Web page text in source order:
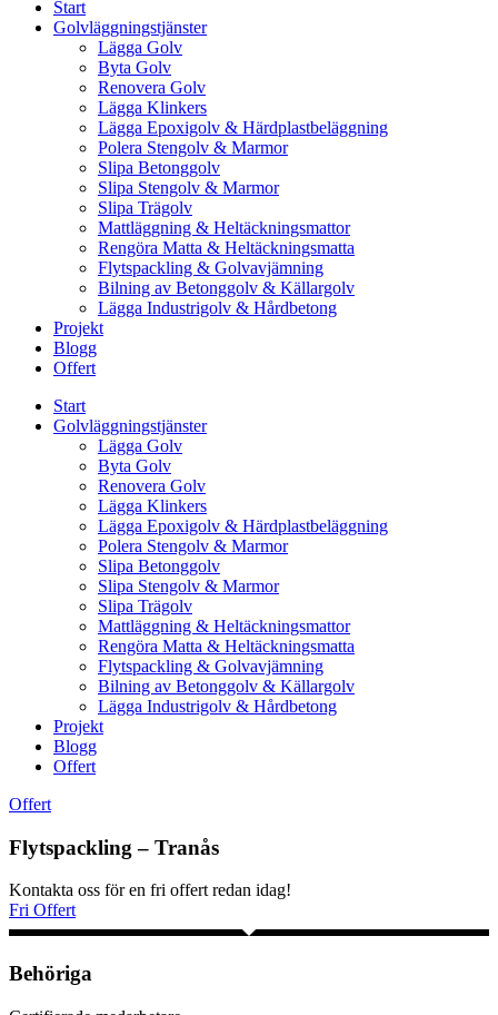
Start
Golvläggningstjänster
Lägga Golv
Byta Golv
Renovera Golv
Lägga Klinkers
Lägga Epoxigolv & Härdplastbeläggning
Polera Stengolv & Marmor
Slipa Betonggolv
Slipa Stengolv & Marmor
Slipa Trägolv
Mattläggning & Heltäckningsmattor
Rengöra Matta & Heltäckningsmatta
Flytspackling & Golvavjämning
Bilning av Betonggolv & Källargolv
Lägga Industrigolv & Hårdbetong
Projekt
Blogg
Offert
Start
Golvläggningstjänster
Lägga Golv
Byta Golv
Renovera Golv
Lägga Klinkers
Lägga Epoxigolv & Härdplastbeläggning
Polera Stengolv & Marmor
Slipa Betonggolv
Slipa Stengolv & Marmor
Slipa Trägolv
Mattläggning & Heltäckningsmattor
Rengöra Matta & Heltäckningsmatta
Flytspackling & Golvavjämning
Bilning av Betonggolv & Källargolv
Lägga Industrigolv & Hårdbetong
Projekt
Blogg
Offert
Offert
Flytspackling – Tranås
Kontakta oss för en fri offert redan idag!
Fri Offert
Behöriga